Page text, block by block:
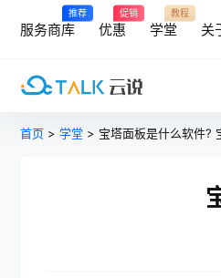
推荐
服务商库
促销
优惠
教程
学堂 关
首页 > 学堂 > 宝塔面板是什么软件?